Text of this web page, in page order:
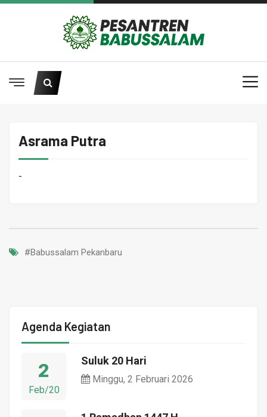
Asrama Putra
-
#Babussalam Pekanbaru
Agenda Kegiatan
2
Feb/20
Suluk 20 Hari
Minggu, 2 Februari 2026